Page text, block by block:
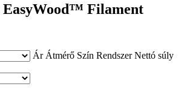
Filament
Ár Átmérő Szín Rendszer Nettó súly